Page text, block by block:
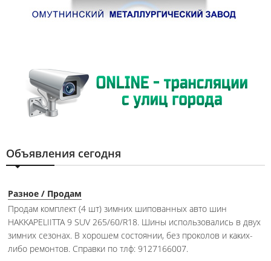
Объявления сегодня
Разное / Продам
Продам комплект (4 шт) зимних шипованных авто шин
HAKKAPELIITTA 9 SUV 265/60/R18. Шины использовались в двух
зимних сезонах. В хорошем состоянии, без проколов и каких-
либо ремонтов. Справки по тлф: 9127166007.